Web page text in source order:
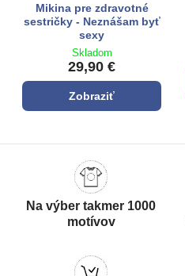
Mikina pre zdravotné
sestričky - Neznášam byť
sexy
Skladom
29,90 €
Zobraziť
Na výber takmer 1000
motívov